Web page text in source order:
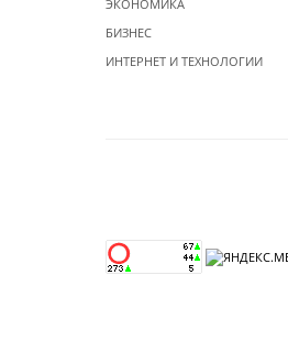
ЭКОНОМИКА
БИЗНЕС
ИНТЕРНЕТ И ТЕХНОЛОГИИ